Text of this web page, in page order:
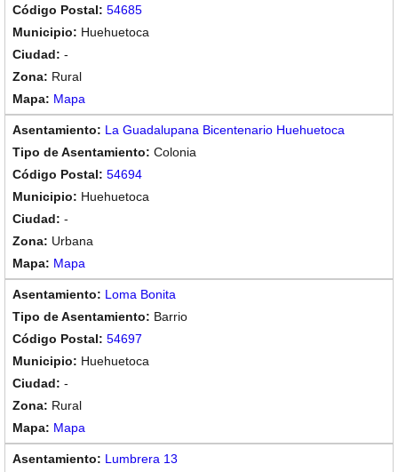
54685
Huehuetoca
-
Rural
Mapa
La Guadalupana Bicentenario Huehuetoca
Colonia
54694
Huehuetoca
-
Urbana
Mapa
Loma Bonita
Barrio
54697
Huehuetoca
-
Rural
Mapa
Lumbrera 13